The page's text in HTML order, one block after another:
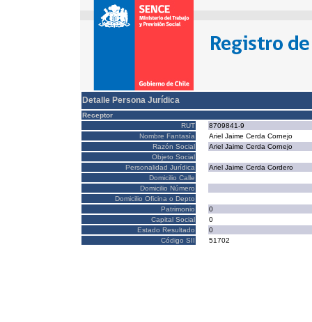
Detalle Persona Jurídica
Receptor
RUT
8709841-9
Nombre Fantasía
Ariel Jaime Cerda Cornejo
Razón Social
Ariel Jaime Cerda Cornejo
Objeto Social
Personalidad Jurídica
Ariel Jaime Cerda Cordero
Domicilio Calle
Domicilio Número
Domicilio Oficina o Depto
Patrimonio
0
Capital Social
0
Estado Resultado
0
Código SII
51702